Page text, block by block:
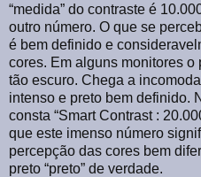
“medida” do contraste é
outro número. O que se
é bem definido e
cores. Em alguns monitores
tão escuro. Chega a
intenso e preto bem definido.
consta “Smart Contrast :
que este imenso número
percepção das cores bem
preto “preto” de verdade.